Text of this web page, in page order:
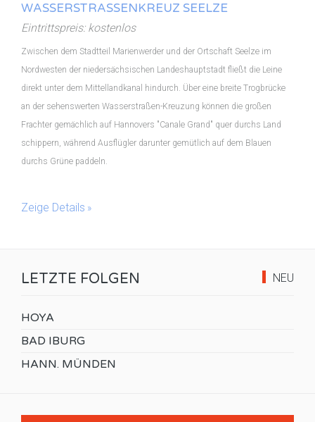
WASSERSTRASSENKREUZ SEELZE
Eintrittspreis: kostenlos
Zwischen dem Stadtteil Marienwerder und der Ortschaft Seelze im
Nordwesten der niedersächsischen Landeshauptstadt fließt die Leine
direkt unter dem Mittellandkanal hindurch. Über eine breite Trogbrücke
an der sehenswerten Wasserstraßen-Kreuzung können die großen
Frachter gemächlich auf Hannovers "Canale Grand" quer durchs Land
schippern, während Ausflügler darunter gemütlich auf dem Blauen
durchs Grüne paddeln.
Zeige Details
NEU
LETZTE FOLGEN
HOYA
BAD IBURG
HANN. MÜNDEN